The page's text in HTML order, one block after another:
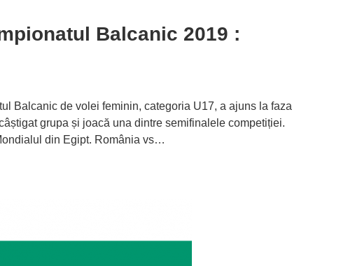
Balcanic 2019 :
Balcanic de volei feminin, categoria U17, a ajuns la faza
grupa și joacă una dintre semifinalele competiției.
din Egipt. România vs…